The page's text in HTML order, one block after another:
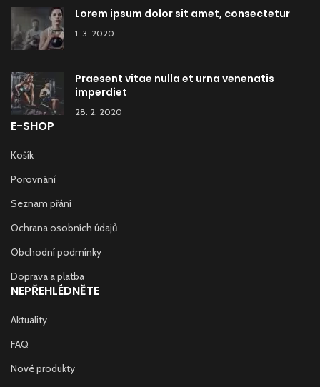
Lorem ipsum dolor sit amet, consectetur
1. 3. 2020
Praesent vitae nulla et urna venenatis
imperdiet
28. 2. 2020
E-SHOP
Košík
Porovnání
Seznam přání
Ochrana osobních údajů
Obchodní podmínky
Doprava a platba
NEPŘEHLÉDNĚTE
Aktuality
FAQ
Nové produkty